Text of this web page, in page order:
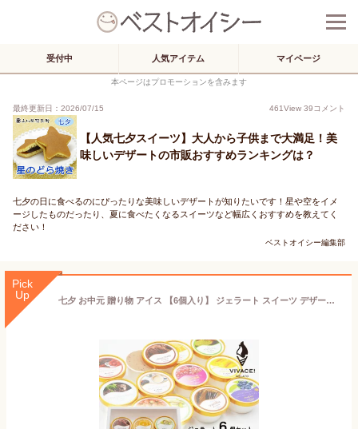
受付中 人気アイテム マイページ
本ページはプロモーションを含みます
最終更新日：2026/07/15 461View 39コメント
【人気七夕スイーツ】大人から子供まで大満足！美
味しいデザートの市販おすすめランキングは？
七夕の日に食べるのにぴったりな美味しいデザートが知りたいです！星や空をイメ
ージしたものだったり、夏に食べたくなるスイーツなど幅広くおすすめを教えてく
ださい！
ベストオイシー編集部
Pick
Up
七夕 お中元 贈り物 アイス 【6個入り】 ジェラート スイーツ デザート ギフト 贈り物 詰合せ 内祝い プレゼント 人気 お礼 お返し 母の日 子供の日 お土産 いちご チョコ フルーツ 抹茶 マンゴー ヨーグルト ブルーベリー 旬 チョコミント ピスタチオ